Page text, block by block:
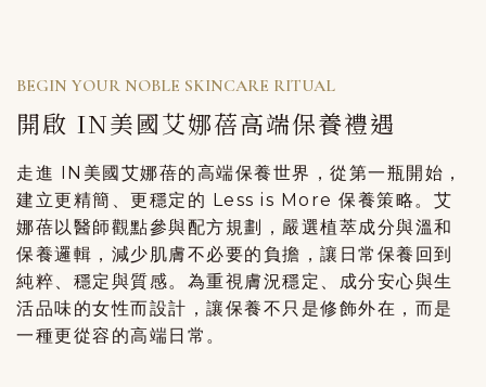
BEGIN YOUR NOBLE SKINCARE RITUAL
開啟 IN美國艾娜蓓高端保養禮遇
走進 IN美國艾娜蓓的高端保養世界，從第一瓶開始，
建立更精簡、更穩定的 Less is More 保養策略。 艾
娜蓓以醫師觀點參與配方規劃，嚴選植萃成分與溫和
保養邏輯，減少肌膚不必要的負擔，讓日常保養回到
純粹、穩定與質感。 為重視膚況穩定、成分安心與生
活品味的女性而設計，讓保養不只是修飾外在，而是
一種更從容的高端日常。